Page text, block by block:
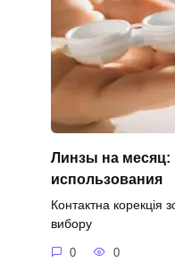
Линзы на месяц:
использования
Контактна корекція
вибору
0 0